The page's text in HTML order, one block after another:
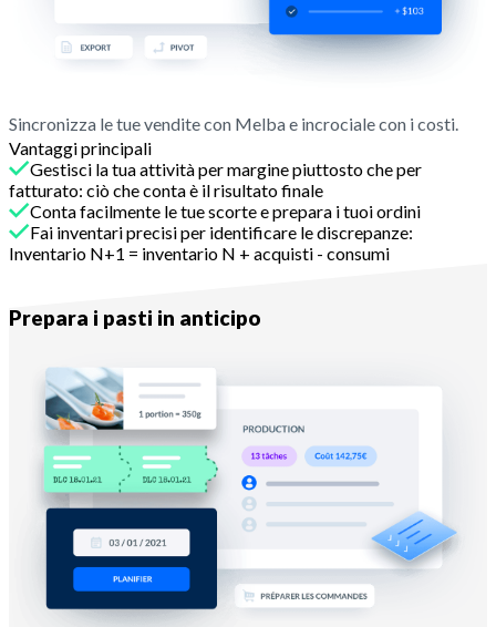
Sincronizza le tue vendite con Melba e incrociale con i costi.
Vantaggi principali
Gestisci la tua attività per margine piuttosto che per
fatturato: ciò che conta è il risultato finale
Conta facilmente le tue scorte e prepara i tuoi ordini
Fai inventari precisi per identificare le discrepanze:
Inventario N+1 = inventario N + acquisti - consumi
Prepara i pasti in anticipo